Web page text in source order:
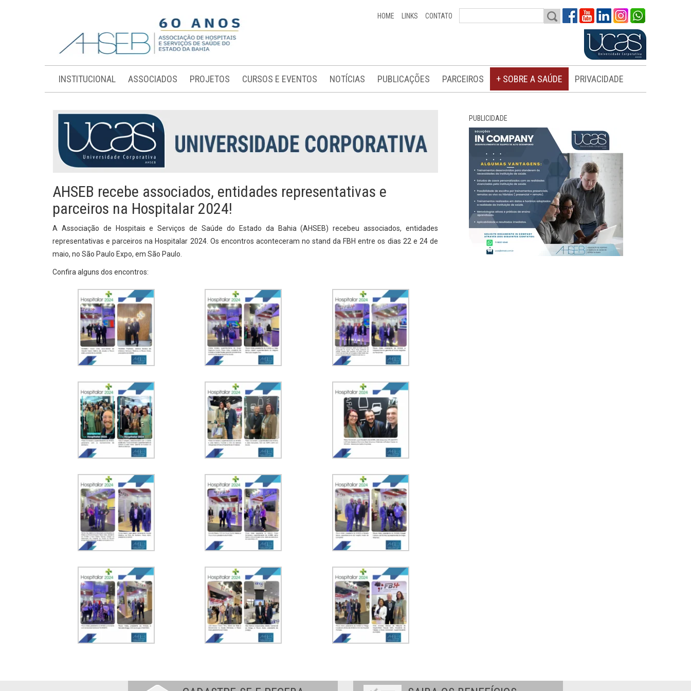
HOME LINKS CONTATO
INSTITUCIONAL ASSOCIADOS PROJETOS CURSOS E EVENTOS NOTÍCIAS PUBLICAÇÕES PARCEIROS + SOBRE A SAÚDE PRIVACIDADE
AHSEB recebe associados, entidades representativas e
parceiros na Hospitalar 2024!
A Associação de Hospitais e Serviços de Saúde do Estado da Bahia (AHSEB) recebeu associados, entidades
representativas e parceiros na Hospitalar 2024. Os encontros aconteceram no stand da FBH entre os dias 22 e 24 de
maio, no São Paulo Expo, em São Paulo.
Confira alguns dos encontros:
PUBLICIDADE